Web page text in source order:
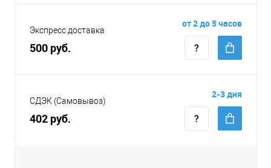
Экспресс доставка
500 руб.
от 2 до 5 часов
СДЭК (Самовывоз)
402 руб.
2-3 дня